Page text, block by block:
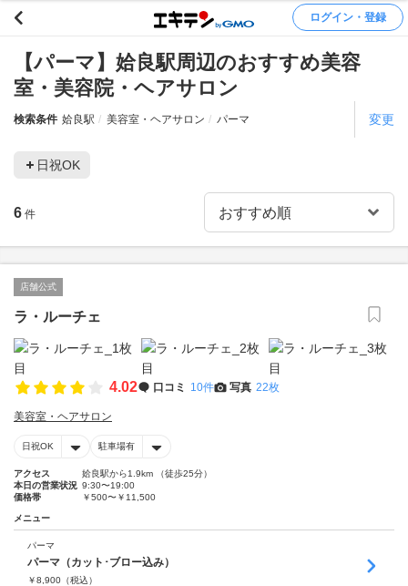
ログイン・登録
【パーマ】姶良駅周辺のおすすめ美容
室・美容院・ヘアサロン
検索条件 姶良駅 美容室・ヘアサロン パーマ 変更
日祝OK
6 件
店舗公式
ラ・ルーチェ
4.02 口コミ 10件 写真 22枚
美容室・ヘアサロン
日祝OK 駐車場有
アクセス
姶良駅から1.9km （徒歩25分）
本日の営業状況 9:30〜19:00
価格帯
￥500〜￥11,500
メニュー
パーマ
パーマ（カット･ブロー込み）
￥8,900 （税込）